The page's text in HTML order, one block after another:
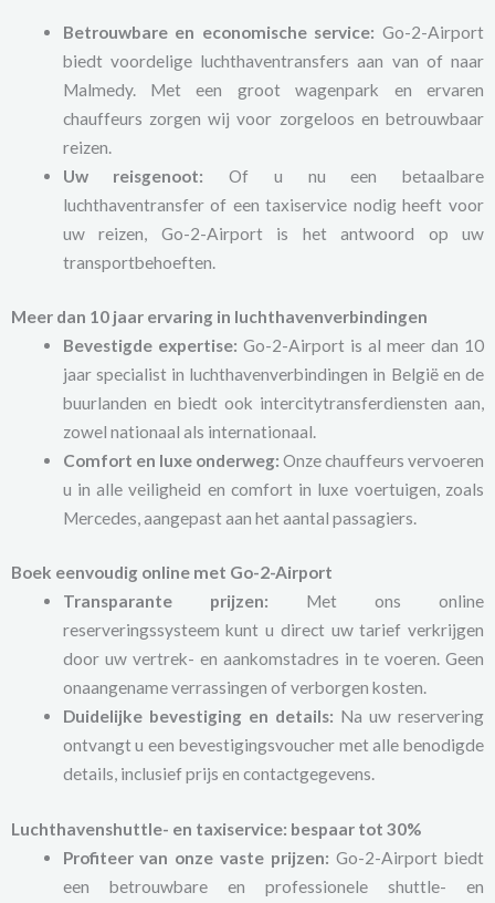
Betrouwbare en economische service: Go-2-Airport
biedt voordelige luchthaventransfers aan van of naar
Malmedy. Met een groot wagenpark en ervaren
chauffeurs zorgen wij voor zorgeloos en betrouwbaar
reizen.
Uw reisgenoot: Of u nu een betaalbare
luchthaventransfer of een taxiservice nodig heeft voor
uw reizen, Go-2-Airport is het antwoord op uw
transportbehoeften.
Meer dan 10 jaar ervaring in luchthavenverbindingen
Bevestigde expertise: Go-2-Airport is al meer dan 10
jaar specialist in luchthavenverbindingen in België en de
buurlanden en biedt ook intercitytransferdiensten aan,
zowel nationaal als internationaal.
Comfort en luxe onderweg: Onze chauffeurs vervoeren
u in alle veiligheid en comfort in luxe voertuigen, zoals
Mercedes, aangepast aan het aantal passagiers.
Boek eenvoudig online met Go-2-Airport
Transparante prijzen: Met ons online
reserveringssysteem kunt u direct uw tarief verkrijgen
door uw vertrek- en aankomstadres in te voeren. Geen
onaangename verrassingen of verborgen kosten.
Duidelijke bevestiging en details: Na uw reservering
ontvangt u een bevestigingsvoucher met alle benodigde
details, inclusief prijs en contactgegevens.
Luchthavenshuttle- en taxiservice: bespaar tot 30%
Profiteer van onze vaste prijzen: Go-2-Airport biedt
een betrouwbare en professionele shuttle- en